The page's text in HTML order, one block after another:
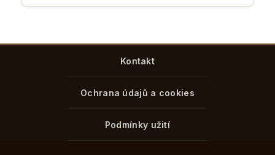
Kontakt
Ochrana údajů a cookies
Podmínky užití